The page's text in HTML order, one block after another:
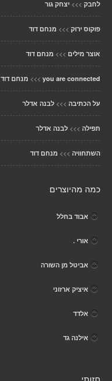
לחבק >>> יצחק גור
פוקוס ירוק >>> מנחם דוד
אוצר מילים >>> מנחם דוד
you are connected
>>> מנחם דוד
על הכתיבה >>> לבנה אדלר
תפילה >>> לבנה אדלר
השתחוויה >>> מנחם דוד
כמה מהיוצרים
אבוד בחלל
אורי .
אביטל מן השורה
איציק ארזוני
אלדד
אילנה גד